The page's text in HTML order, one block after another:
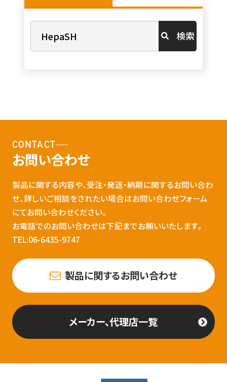
検索
CONTACT
お問い合わせ
製品に関する内容や、受注・発送・納期に関するお問い合わ
せ、詳しいご相談をされたい場合はお問い合わせフォーム
にてお問い合わせください。
お電話でのお問い合わせは下記までお願いいたします。
TEL:06-6435-9747
製品に関するお問い合わせ
メーカー、代理店一覧